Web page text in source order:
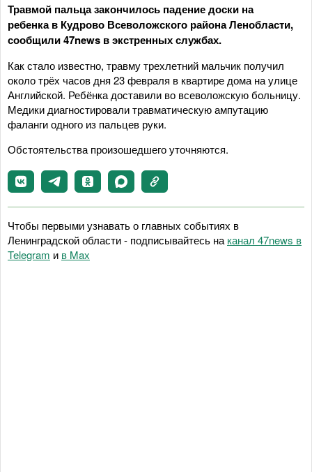
Травмой пальца закончилось падение доски на
ребенка в Кудрово Всеволожского района Ленобласти,
сообщили 47news в экстренных службах.
Как стало известно, травму трехлетний мальчик получил
около трёх часов дня 23 февраля в квартире дома на улице
Английской. Ребёнка доставили во всеволожскую больницу.
Медики диагностировали травматическую ампутацию
фаланги одного из пальцев руки.
Обстоятельства произошедшего уточняются.
Чтобы первыми узнавать о главных событиях в
Ленинградской области - подписывайтесь на канал 47news в
Telegram и в Maх